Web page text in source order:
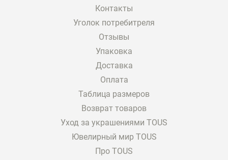
Контакты
Уголок потребитреля
Отзывы
Упаковка
Доставка
Оплата
Таблица размеров
Возврат товаров
Уход за украшениями TOUS
Ювелирный мир TOUS
Про TOUS